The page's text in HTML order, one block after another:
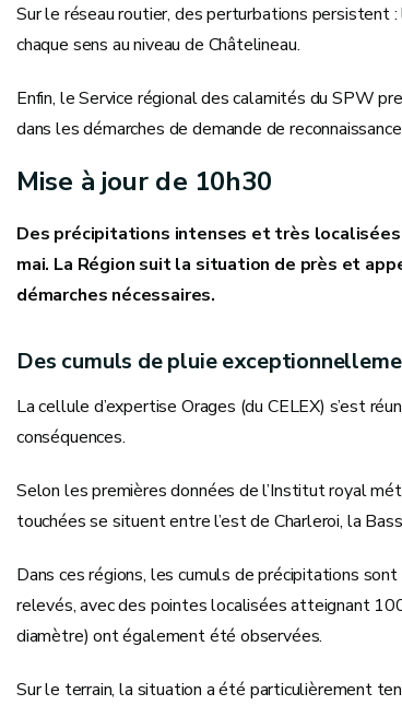
Sur le réseau routier, des perturbations
chaque sens au niveau de Châtelineau.
Enfin, le Service régional des calamités du SPW
dans les démarches de demande de
Mise à jour de 10h30
Des précipitations intenses et très
mai. La Région suit la situation de près et
démarches nécessaires.
Des cumuls de pluie
La cellule d’expertise Orages (du CELEX) s’est
conséquences.
Selon les premières données de l’Institut royal
touchées se situent entre l’est de Charleroi, la
Dans ces régions, les cumuls de précipitations
relevés, avec des pointes localisées atteignant
diamètre) ont également été observées.
Sur le terrain, la situation a été particulièrement